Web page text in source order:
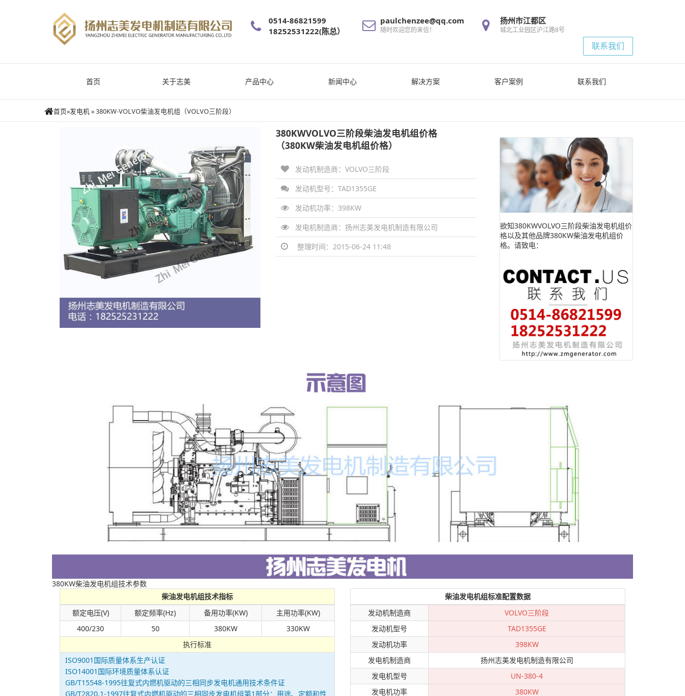
0514-86821599
18252531222(陈总）
paulchenzee@qq.com
随时欢迎您的来信！
扬州市江都区
城北工业园区沪江路8号
联系我们
首页 关于志美 产品中心 新闻中心 解决方案 客户案例 联系我们
首页»发电机»380KW-VOLVO柴油发电机组（VOLVO三阶段）
380KWVOLVO三阶段柴油发电机组价格
（380KW柴油发电机组价格）
发动机制造商：VOLVO三阶段
发动机型号：TAD1355GE
发动机功率： 398KW
发电机制造商： 扬州志美发电机制造有限公司
整理时间：2015-06-24 11:48
欲知380KWVOLVO三阶段柴油发电机组价
格以及其他品牌380KW柴油发电机组价
格。请致电：
380KW柴油发电机组技术参数
柴油发电机组技术指标
额定电压(V)
额定频率(Hz) 备用功率(KW)
主用功率(KW)
400/230
50 380KW
330KW
执行标准
ISO9001国际质量体系生产认证
ISO14001国际环境质量体系认证
GB/T15548-1995往复式内燃机驱动的三相同步发电机通用技术条件证
GB/T2820.1-1997往复式内燃机驱动的三相同步发电机组第1部分：用途、定额和性
柴油发电机组标准配置数据
发动机制造商
VOLVO三阶段
发动机型号
TAD1355GE
发动机功率
398KW
发电机制造商
扬州志美发电机制造有限公司
发电机型号
UN-380-4
发电机功率
380KW